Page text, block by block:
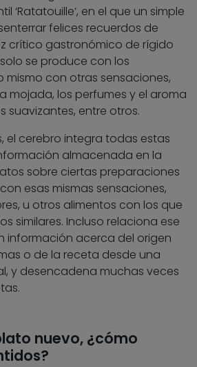
‘Ratatouille’, en el que un simple
felices recuerdos de
crítico gastronómico de rígido
se produce con los
mismo con otras sensaciones,
mojada, los perfumes y el aroma
suavizantes, entre otros.
el cerebro integra todas estas
almacenada en la
sobre ciertas preparaciones
esas mismas sensaciones,
u otros alimentos con los que
similares. Incluso relaciona ese
información acerca del origen
o de la receta desde una
y desencadena muchas veces
nuevo, ¿cómo